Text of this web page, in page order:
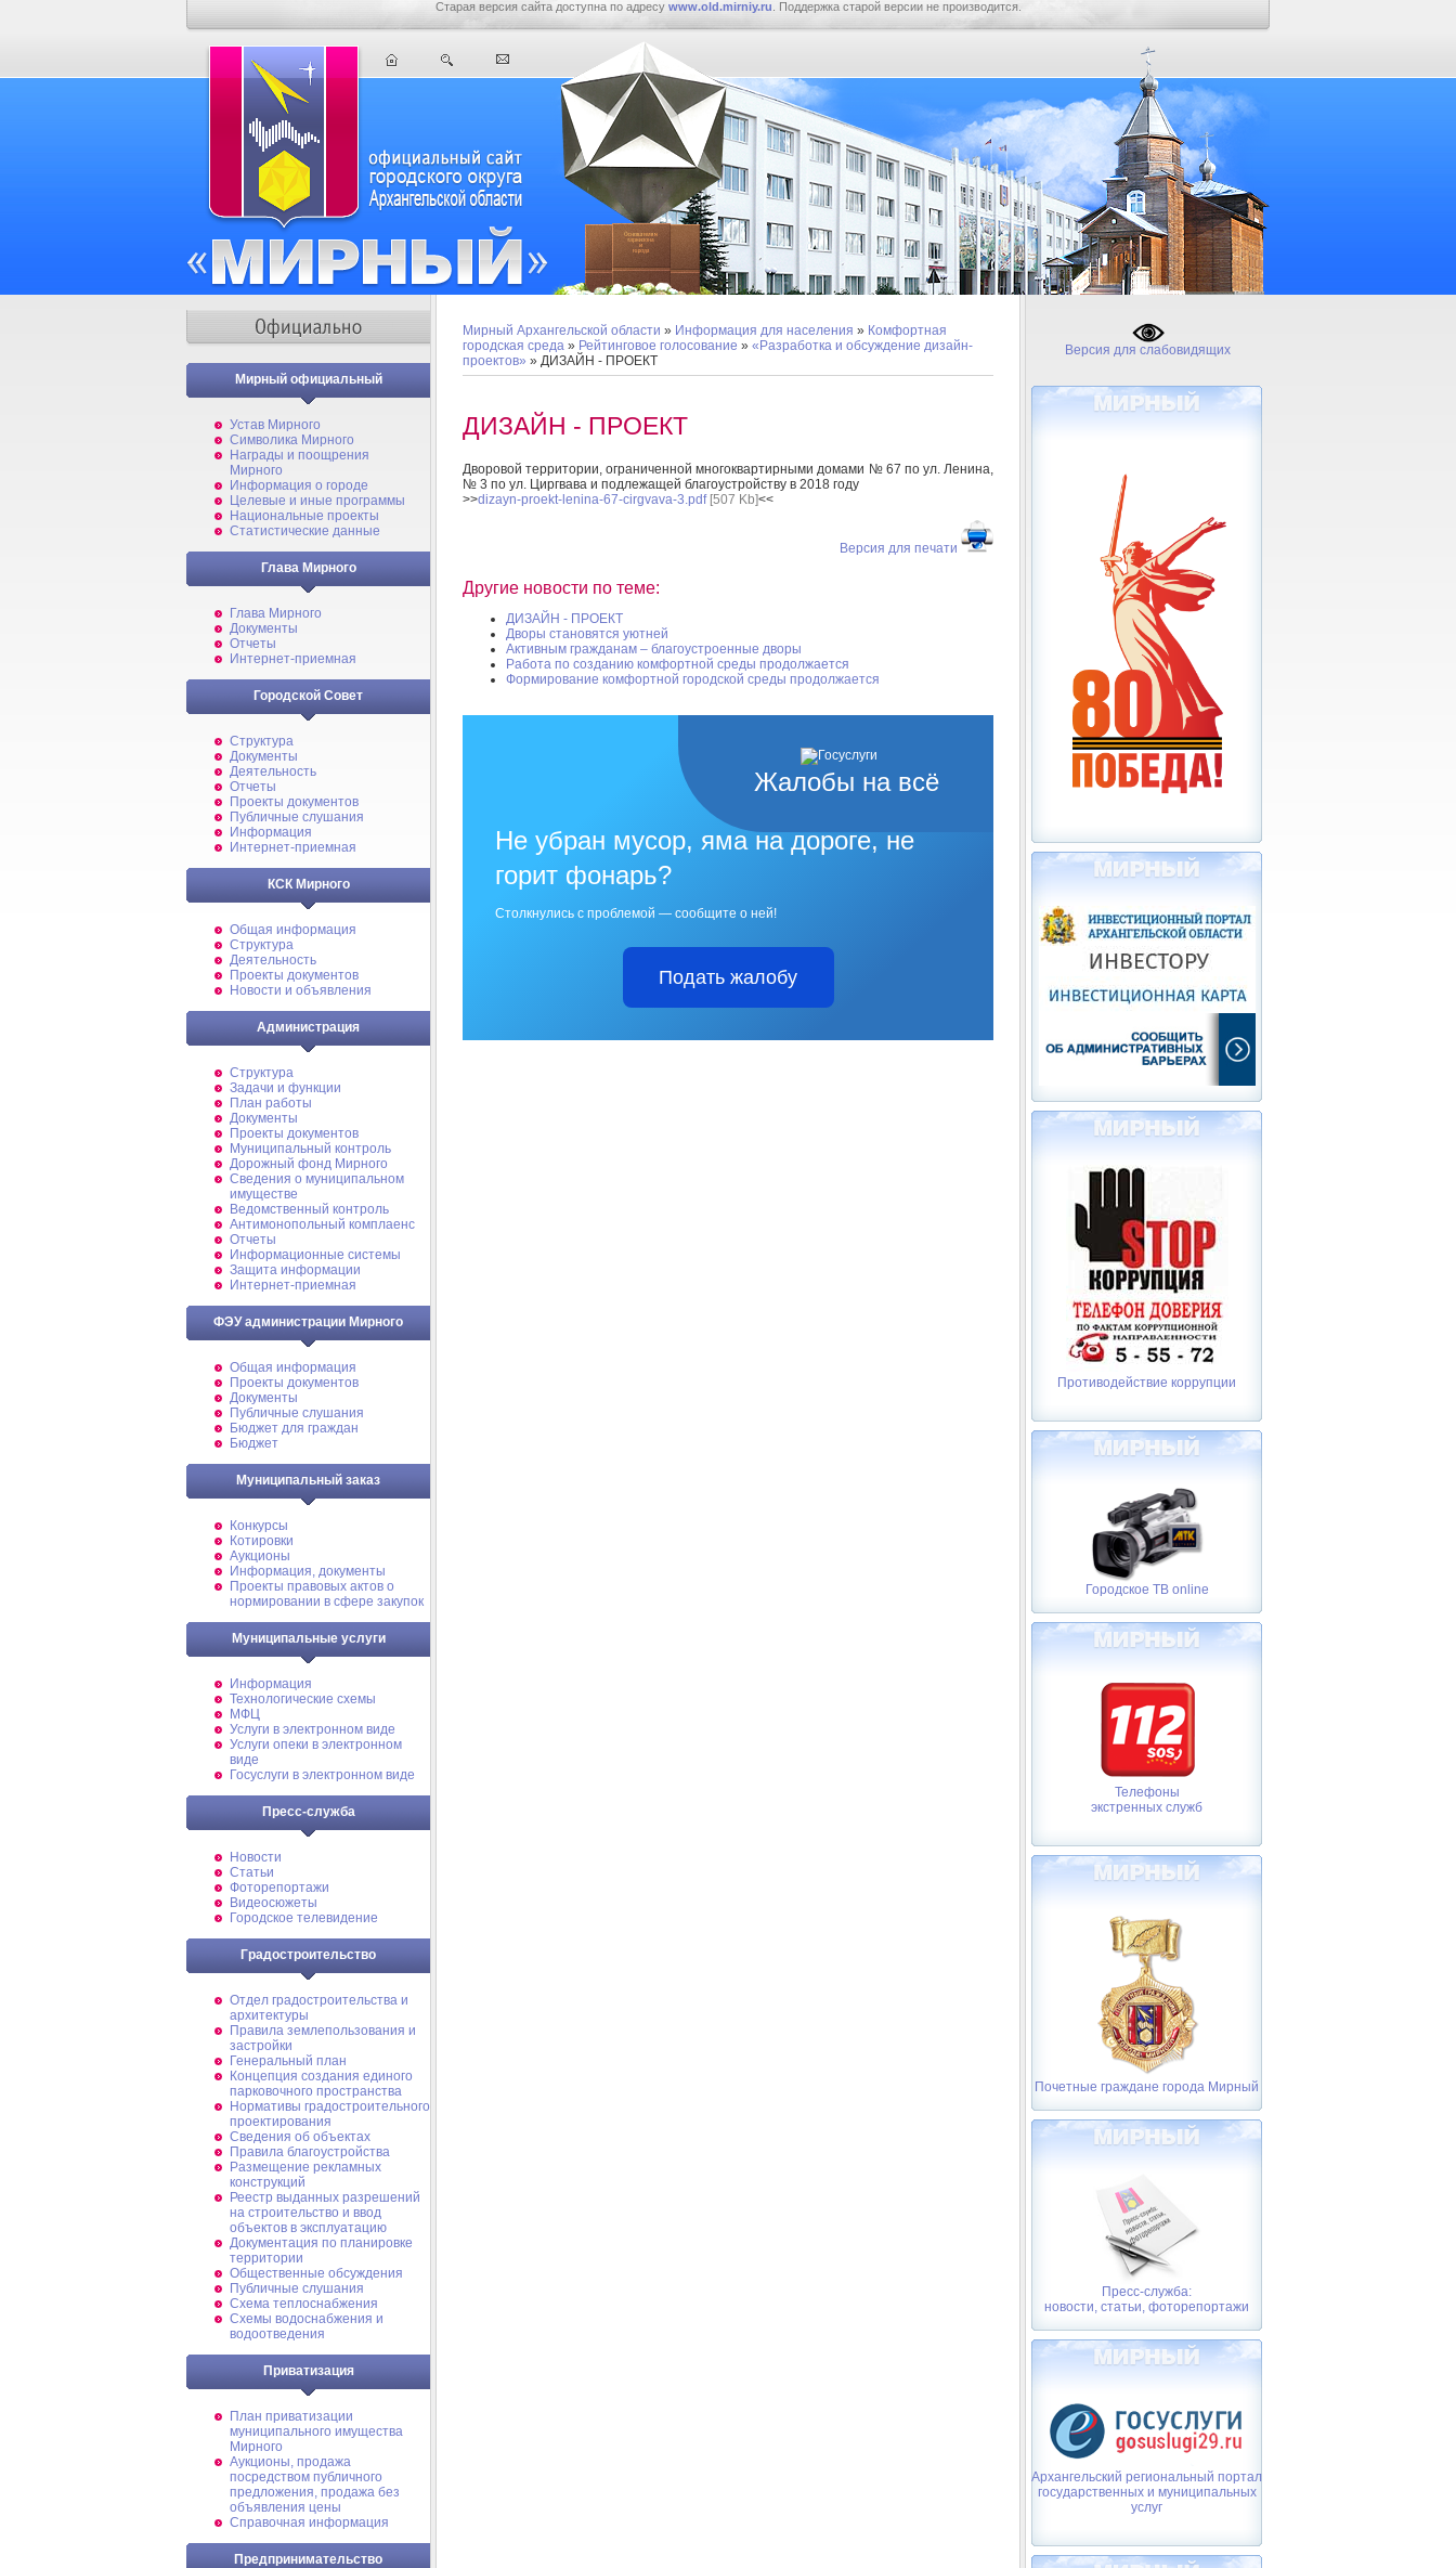
Старая версия сайта доступна по адресу www.old.mirniy.ru . Поддержка старой версии не производится.
Мирный официальный
Устав Мирного
Символика Мирного
Награды и поощрения
Мирного
Информация о городе
Целевые и иные программы
Национальные проекты
Статистические данные
Глава Мирного
Глава Мирного
Документы
Отчеты
Интернет-приемная
Городской Совет
Структура
Документы
Деятельность
Отчеты
Проекты документов
Публичные слушания
Информация
Интернет-приемная
КСК Мирного
Общая информация
Структура
Деятельность
Проекты документов
Новости и объявления
Администрация
Структура
Задачи и функции
План работы
Документы
Проекты документов
Муниципальный контроль
Дорожный фонд Мирного
Cведения о муниципальном
имуществе
Ведомственный контроль
Антимонопольный комплаенс
Отчеты
Информационные системы
Защита информации
Интернет-приемная
ФЭУ администрации Мирного
Общая информация
Проекты документов
Документы
Публичные слушания
Бюджет для граждан
Бюджет
Муниципальный заказ
Конкурсы
Котировки
Аукционы
Информация, документы
Проекты правовых актов о
нормировании в сфере закупок
Муниципальные услуги
Информация
Технологические схемы
МФЦ
Услуги в электронном виде
Услуги опеки в электронном
виде
Госуслуги в электронном виде
Пресс-служба
Новости
Статьи
Фоторепортажи
Видеосюжеты
Городское телевидение
Градостроительство
Отдел градостроительства и
архитектуры
Правила землепользования и
застройки
Генеральный план
Концепция создания единого
парковочного пространства
Нормативы градостроительного
проектирования
Сведения об объектах
Правила благоустройства
Размещение рекламных
конструкций
Реестр выданных разрешений
на строительство и ввод
объектов в эксплуатацию
Документация по планировке
территории
Общественные обсуждения
Публичные слушания
Схема теплоснабжения
Схемы водоснабжения и
водоотведения
Приватизация
План приватизации
муниципального имущества
Мирного
Аукционы, продажа
посредством публичного
предложения, продажа без
объявления цены
Справочная информация
Предпринимательство
Мирный Архангельской области » Информация для населения » Комфортная
городская среда » Рейтинговое голосование » «Разработка и обсуждение дизайн-
проектов» » ДИЗАЙН - ПРОЕКТ
ДИЗАЙН - ПРОЕКТ
Дворовой территории, ограниченной многоквартирными домами № 67 по ул. Ленина,
№ 3 по ул. Циргвава и подлежащей благоустройству в 2018 году
>>dizayn-proekt-lenina-67-cirgvava-3.pdf[507 Kb]<<
Версия для печати
Другие новости по теме:
ДИЗАЙН - ПРОЕКТ
Дворы становятся уютней
Активным гражданам – благоустроенные дворы
Работа по созданию комфортной среды продолжается
Формирование комфортной городской среды продолжается
Жалобы на всё
Не убран мусор, яма на дороге, не
горит фонарь?
Столкнулись с проблемой — сообщите о ней!
Подать жалобу
Версия для слабовидящих
Противодействие коррупции
Городское ТВ online
Телефоны
экстренных служб
Почетные граждане города Мирный
Пресс-служба:
новости, статьи, фоторепортажи
Архангельский региональный портал
государственных и муниципальных
услуг